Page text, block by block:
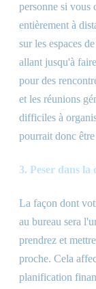
personne si vous
entièrement à
sur les espaces
allant jusqu'à
pour des
et les réunions
difficiles à
pourrait donc
3. Peser dans la
La façon dont
au bureau sera
prendrez et
proche. Cela
planification